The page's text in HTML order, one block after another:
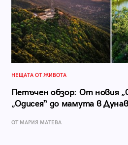
НЕЩАТА ОТ ЖИВОТА
Петъчен обзор: От новия
„Одисея“ до мамута в Дунав
ОТ МАРИЯ МАТЕВА